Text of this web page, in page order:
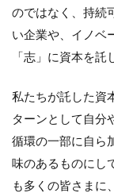
のではなく、持続
い企業や、イノベ
「志」に資本を託
私たちが託した資
ターンとして自分
循環の一部に自ら
味のあるものにし
も多くの皆さまに